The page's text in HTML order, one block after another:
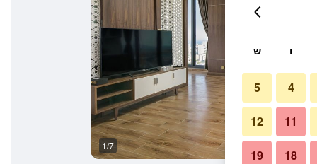
1/7
ו ש
4
5
11
12
18
19